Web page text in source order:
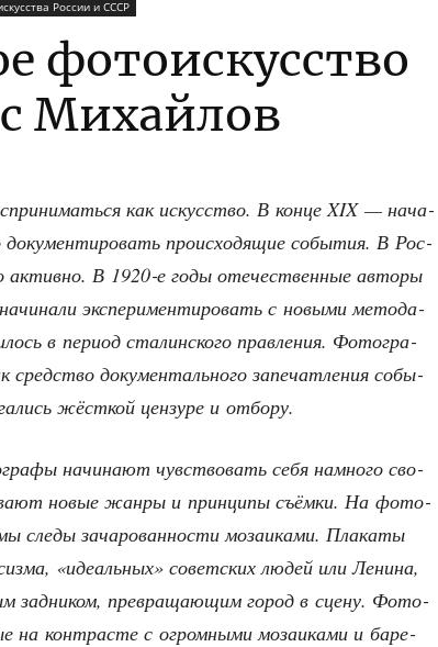
России и СССР
фотоискусство
Михайлов
как искус­ство. В кон­це XIX — нача­
доку­мен­ти­ро­вать про­ис­хо­дя­щие собы­тия. В Рос­
актив­но. В 1920‑е годы оте­че­ствен­ные авто­ры
экс­пе­ри­мен­ти­ро­вать с новы­ми мето­да­
в пери­од ста­лин­ско­го прав­ле­ния. Фото­гра­
сред­ство доку­мен­таль­но­го запе­чат­ле­ния собы­
жёст­кой цен­зу­ре и отбору.
начи­на­ют чув­ство­вать себя намно­го сво­
новые жан­ры и прин­ци­пы съём­ки. На фото­
сле­ды зача­ро­ван­но­сти моза­и­ка­ми. Пла­ка­ты
«иде­аль­ных» совет­ских людей или Лени­на,
зад­ни­ком, пре­вра­ща­ю­щим город в сце­ну. Фото­
на кон­тра­сте с огром­ны­ми моза­и­ка­ми и баре­